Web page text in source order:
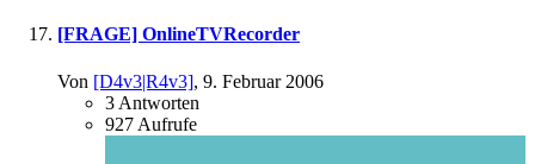
[FRAGE] OnlineTVRecorder
Von [D4v3|R4v3], 9. Februar 2006
3 Antworten
927 Aufrufe